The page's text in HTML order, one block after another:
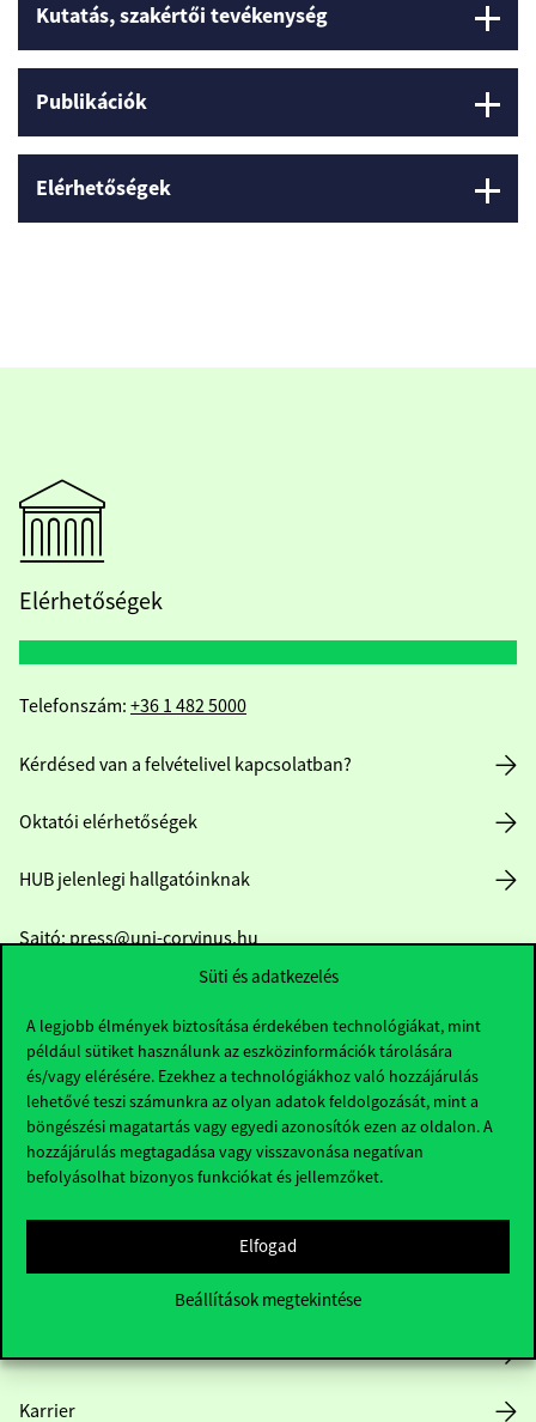
Süti és adatkezelés
A legjobb élmények biztosítása érdekében technológiákat, mint
például sütiket használunk az eszközinformációk tárolására
és/vagy elérésére. Ezekhez a technológiákhoz való hozzájárulás
lehetővé teszi számunkra az olyan adatok feldolgozását, mint a
böngészési magatartás vagy egyedi azonosítók ezen az oldalon. A
hozzájárulás megtagadása vagy visszavonása negatívan
befolyásolhat bizonyos funkciókat és jellemzőket.
Elfogad
Beállítások megtekintése
Kutatás, szakértői tevékenység
Publikációk
Elérhetőségek
Elérhetőségek
Telefonszám: +36 1 482 5000
Kérdésed van a felvételivel kapcsolatban?
Oktatói elérhetőségek
HUB jelenlegi hallgatóinknak
Sajtó:press@uni-corvinus.hu
Hasznos linkek
Közérdekű adatok
Karrier